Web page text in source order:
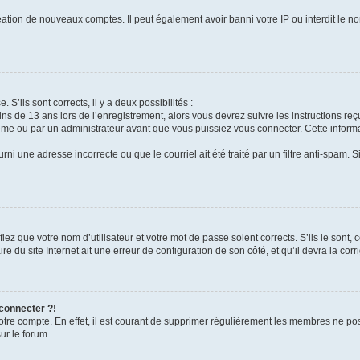
de nouveaux comptes. Il peut également avoir banni votre IP ou interdit le
S’ils sont corrects, il y a deux possibilités :
de 13 ans lors de l’enregistrement, alors vous devrez suivre les instructions
ou par un administrateur avant que vous puissiez vous connecter. Cette
une adresse incorrecte ou que le courriel ait été traité par un filtre anti-spam.
que votre nom d’utilisateur et votre mot de passe soient corrects. S’ils le
du site Internet ait une erreur de configuration de son côté, et qu’il devra la
?!
compte. En effet, il est courant de supprimer régulièrement les membres ne
le forum.